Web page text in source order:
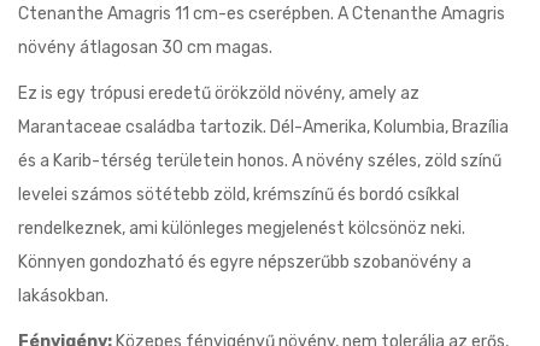
Ctenanthe Amagris 11 cm-es cserépben. A Ctenanthe Amagris
növény átlagosan 30 cm magas.
Ez is egy trópusi eredetű örökzöld növény, amely az
Marantaceae családba tartozik. Dél-Amerika, Kolumbia, Brazília
és a Karib-térség területein honos. A növény széles, zöld színű
levelei számos sötétebb zöld, krémszínű és bordó csíkkal
rendelkeznek, ami különleges megjelenést kölcsönöz neki.
Könnyen gondozható és egyre népszerűbb szobanövény a
lakásokban.
Fényigény: Közepes fényigényű növény, nem tolerálja az erős,